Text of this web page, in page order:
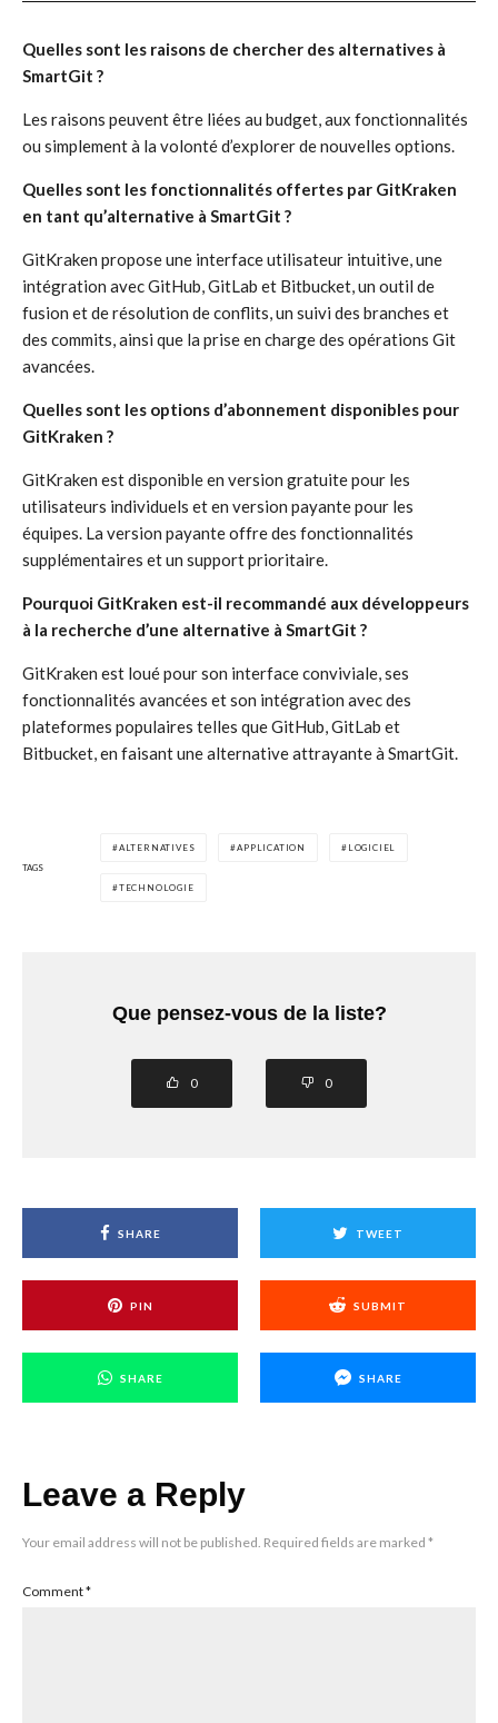
Quelles sont les raisons de chercher des alternatives à
SmartGit ?
Les raisons peuvent être liées au budget, aux fonctionnalités
ou simplement à la volonté d’explorer de nouvelles options.
Quelles sont les fonctionnalités offertes par GitKraken
en tant qu’alternative à SmartGit ?
GitKraken propose une interface utilisateur intuitive, une
intégration avec GitHub, GitLab et Bitbucket, un outil de
fusion et de résolution de conflits, un suivi des branches et
des commits, ainsi que la prise en charge des opérations Git
avancées.
Quelles sont les options d’abonnement disponibles pour
GitKraken ?
GitKraken est disponible en version gratuite pour les
utilisateurs individuels et en version payante pour les
équipes. La version payante offre des fonctionnalités
supplémentaires et un support prioritaire.
Pourquoi GitKraken est-il recommandé aux développeurs
à la recherche d’une alternative à SmartGit ?
GitKraken est loué pour son interface conviviale, ses
fonctionnalités avancées et son intégration avec des
plateformes populaires telles que GitHub, GitLab et
Bitbucket, en faisant une alternative attrayante à SmartGit.
TAGS
ALTERNATIVES APPLICATION LOGICIEL
TECHNOLOGIE
Que pensez-vous de la liste?
0 0
SHARE TWEET
PIN SUBMIT
SHARE SHARE
Leave a Reply
Your email address will not be published. Required fields are marked *
Comment*